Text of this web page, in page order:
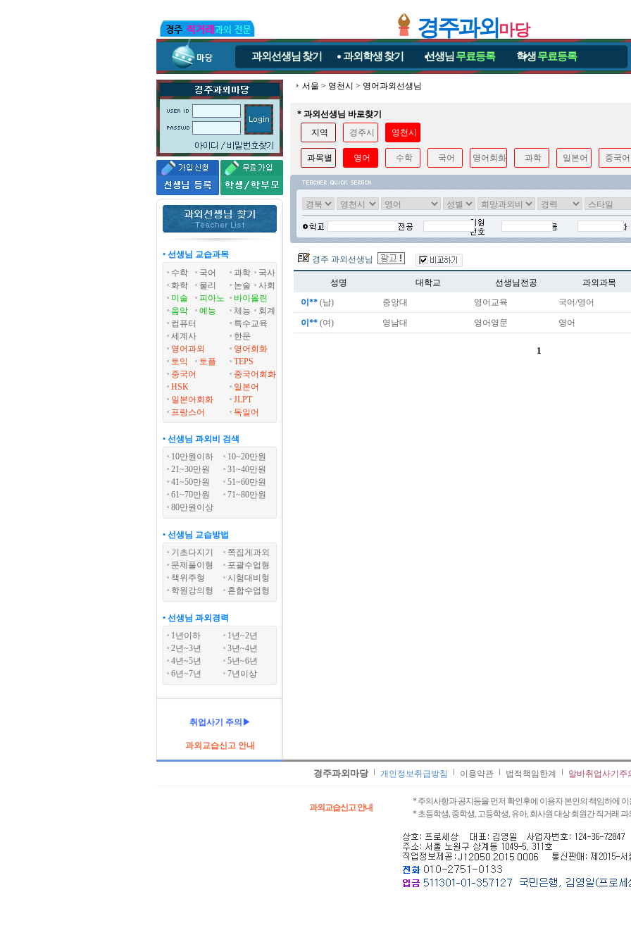
경주과외마당
과외선생님 찾기 과외학생찾기 선생님 무료등록 학생무료등록
• 선생님 교습과목
수학
국어 과학
국사
화학
물리 논술
사회
미술
피아노
바이올린
음악
예능 체능
회계
컴퓨터
특수교육
세계사
한문
영어과외
영어회화
토익
토플
TEPS
중국어
중국어회화
HSK
일본어
일본어회화
JLPT
프랑스어
독일어
• 선생님 과외비 검색
10만원이하
10~20만원
21~30만원
31~40만원
41~50만원
51~60만원
61~70만원
71~80만원
80만원이상
• 선생님 교습방법
기초다지기
쪽집게과외
문제풀이형
포괄수업형
책위주형
시험대비형
학원강의형
혼합수업형
• 선생님 과외경력
1년이하
1년~2년
2년~3년
3년~4년
4년~5년
5년~6년
6년~7년
7년이상
취업사기 주의▶
과외교습신고 안내
서울 > 영천시 > 영어과외선생님
* 과외선생님 바로찾기
지역
경주시 영천시
과목별 영어 수학 국어 영어회화 과학 일본어 중국어
경주 과외선생님
성명 대학교 선생님전공 과외과목
이** (남) 중앙대 영어교육 국어/영어
이** (여) 영남대 영어영문 영어
1
경주과외마당 개인정보취급방침 이용약관 법적책임한계 알바취업사기주
과외교습신고 안내
* 주의사항과 공지등을 먼저 확인후에 이용자 본인의 책임하에
* 초등학생, 중학생, 고등학생, 유아, 회사원 대상 회원간 직거래